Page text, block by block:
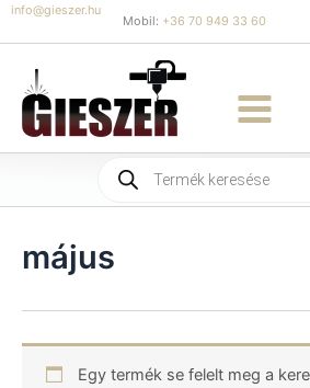
Skip
to
content
info@gieszer.hu
Mobil: +36 70 949 33 60
Products
search
május
Egy termék se felelt meg a